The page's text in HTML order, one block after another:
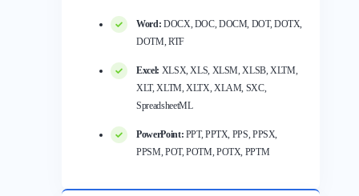
Word: DOCX, DOC, DOCM, DOT, DOTX,
DOTM, RTF
Excel: XLSX, XLS, XLSM, XLSB, XLTM,
XLT, XLTM, XLTX, XLAM, SXC,
SpreadsheetML
PowerPoint: PPT, PPTX, PPS, PPSX,
PPSM, POT, POTM, POTX, PPTM